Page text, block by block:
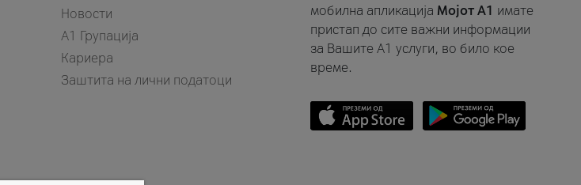
Новости
А1 Групација
Кариера
Заштита на лични податоци
мобилна апликација Мојот A1 имате
пристап до сите важни информации
за Вашите A1 услуги, во било кое
време.